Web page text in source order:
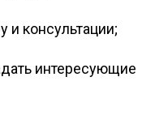
и консультации;
интересующие